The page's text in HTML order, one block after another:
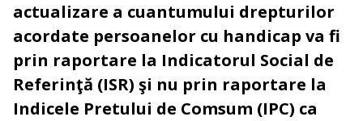
actualizare a cuantumului drepturilor
acordate persoanelor cu handicap va fi
prin raportare la Indicatorul Social de
Referinţă (ISR) şi nu prin raportare la
Indicele Pretului de Comsum (IPC) ca